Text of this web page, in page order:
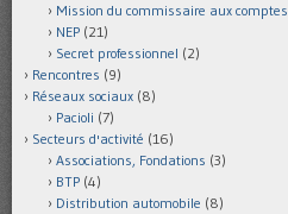
Mission du commissaire aux comptes
NEP (21)
Secret professionnel (2)
Rencontres (9)
Réseaux sociaux (8)
Pacioli (7)
Secteurs d'activité (16)
Associations, Fondations (3)
BTP (4)
Distribution automobile (8)